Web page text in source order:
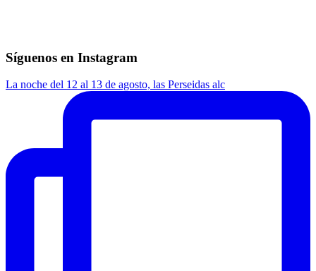
Síguenos en Instagram
La noche del 12 al 13 de agosto, las Perseidas alc